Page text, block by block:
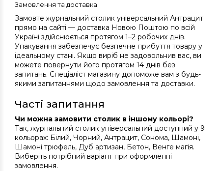
Замовлення та доставка
Замовте журнальний столик універсальний Антрацит
прямо на сайті — доставка Новою Поштою по всій
Україні здійснюється протягом 1–2 робочих днів.
Упакування забезпечує безпечне прибуття товару у
ідеальному стані. Якщо виріб не задовольнив вас, ви
можете повернути його протягом 14 днів без
запитань. Спеціаліст магазину допоможе вам з будь-
якими запитаннями щодо замовлення та доставки.
Часті запитання
Чи можна замовити столик в іншому кольорі?
Так, журнальний столик універсальний доступний у 9
кольорах: Білий, Чорний, Антрацит, Сонома, Шамоні,
Шамоні трюфель, Дуб артизан, Бетон, Венге магія.
Виберіть потрібний варіант при оформленні
замовлення.